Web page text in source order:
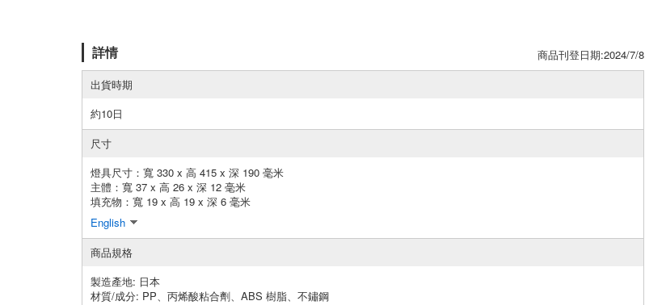
詳情
商品刊登日期:2024/7/8
出貨時期
約10日
尺寸
燈具尺寸：寬 330 x 高 415 x 深 190 毫米
主體：寬 37 x 高 26 x 深 12 毫米
填充物：寬 19 x 高 19 x 深 6 毫米
English
商品規格
製造產地: 日本
材質/成分: PP、丙烯酸粘合劑、ABS 樹脂、不鏽鋼